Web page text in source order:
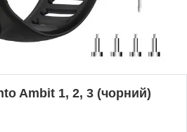
Ambit 1, 2, 3 (чорний)